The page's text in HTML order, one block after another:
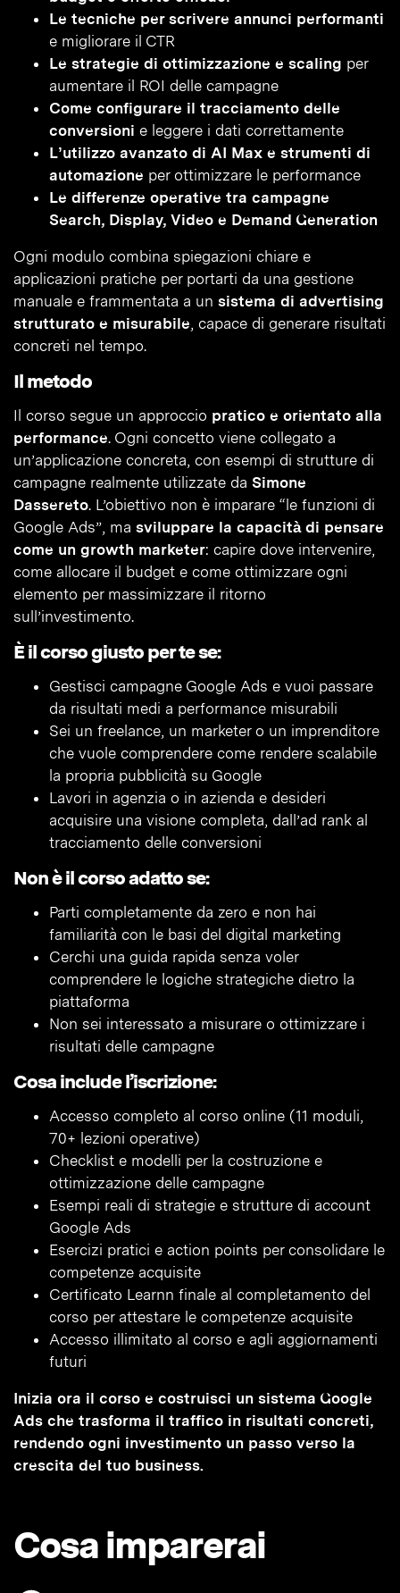
Le tecniche per scrivere annunci performanti
e migliorare il CTR
Le strategie di ottimizzazione e scaling per
aumentare il ROI delle campagne
Come configurare il tracciamento delle
conversioni e leggere i dati correttamente
L’utilizzo avanzato di AI Max e strumenti di
automazione per ottimizzare le performance
Le differenze operative tra campagne
Search, Display, Video e Demand Generation
Ogni modulo combina spiegazioni chiare e
applicazioni pratiche per portarti da una gestione
manuale e frammentata a un sistema di advertising
strutturato e misurabile, capace di generare risultati
concreti nel tempo.
Il metodo
Il corso segue un approccio pratico e orientato alla
performance. Ogni concetto viene collegato a
un’applicazione concreta, con esempi di strutture di
campagne realmente utilizzate da Simone
Dassereto. L’obiettivo non è imparare “le funzioni di
Google Ads”, ma sviluppare la capacità di pensare
come un growth marketer: capire dove intervenire,
come allocare il budget e come ottimizzare ogni
elemento per massimizzare il ritorno
sull’investimento.
È il corso giusto per te se:
Gestisci campagne Google Ads e vuoi passare
da risultati medi a performance misurabili
Sei un freelance, un marketer o un imprenditore
che vuole comprendere come rendere scalabile
la propria pubblicità su Google
Lavori in agenzia o in azienda e desideri
acquisire una visione completa, dall’ad rank al
tracciamento delle conversioni
Non è il corso adatto se:
Parti completamente da zero e non hai
familiarità con le basi del digital marketing
Cerchi una guida rapida senza voler
comprendere le logiche strategiche dietro la
piattaforma
Non sei interessato a misurare o ottimizzare i
risultati delle campagne
Cosa include l’iscrizione:
Accesso completo al corso online (11 moduli,
70+ lezioni operative)
Checklist e modelli per la costruzione e
ottimizzazione delle campagne
Esempi reali di strategie e strutture di account
Google Ads
Esercizi pratici e action points per consolidare le
competenze acquisite
Certificato Learnn finale al completamento del
corso per attestare le competenze acquisite
Accesso illimitato al corso e agli aggiornamenti
futuri
Inizia ora il corso e costruisci un sistema Google
Ads che trasforma il traffico in risultati concreti,
rendendo ogni investimento un passo verso la
crescita del tuo business.
Cosa imparerai